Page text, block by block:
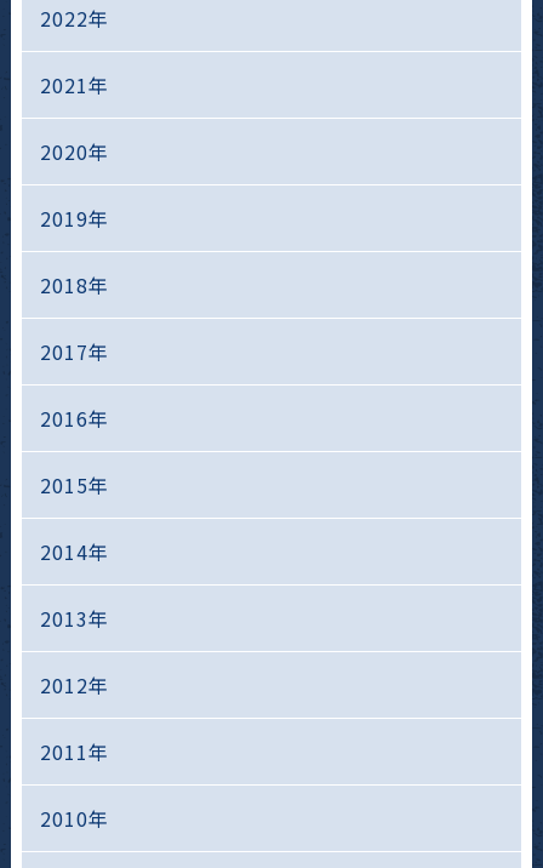
2022年
2021年
2020年
2019年
2018年
2017年
2016年
2015年
2014年
2013年
2012年
2011年
2010年